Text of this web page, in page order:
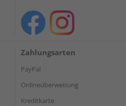
Zahlungsarten
PayPal
Onlineüberweisung
Kreditkarte